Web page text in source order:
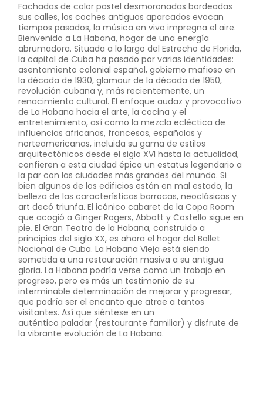
Fachadas de color pastel desmoronadas bordeadas
sus calles, los coches antiguos aparcados evocan
tiempos pasados, la música en vivo impregna el aire.
Bienvenido a La Habana, hogar de una energía
abrumadora. Situada a lo largo del Estrecho de Florida,
la capital de Cuba ha pasado por varias identidades:
asentamiento colonial español, gobierno mafioso en
la década de 1930, glamour de la década de 1950,
revolución cubana y, más recientemente, un
renacimiento cultural. El enfoque audaz y provocativo
de La Habana hacia el arte, la cocina y el
entretenimiento, así como la mezcla ecléctica de
influencias africanas, francesas, españolas y
norteamericanas, incluida su gama de estilos
arquitectónicos desde el siglo XVI hasta la actualidad,
confieren a esta ciudad épica un estatus legendario a
la par con las ciudades más grandes del mundo. Si
bien algunos de los edificios están en mal estado, la
belleza de las características barrocas, neoclásicas y
art decó triunfa. El icónico cabaret de la Copa Room
que acogió a Ginger Rogers, Abbott y Costello sigue en
pie. El Gran Teatro de la Habana, construido a
principios del siglo XX, es ahora el hogar del Ballet
Nacional de Cuba. La Habana Vieja está siendo
sometida a una restauración masiva a su antigua
gloria. La Habana podría verse como un trabajo en
progreso, pero es más un testimonio de su
interminable determinación de mejorar y progresar,
que podría ser el encanto que atrae a tantos
visitantes. Así que siéntese en un
auténtico paladar (restaurante familiar) y disfrute de
la vibrante evolución de La Habana.